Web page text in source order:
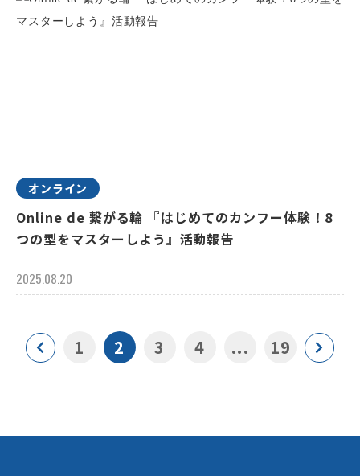
オンライン
Online de 繋がる輪 『はじめてのカンフー体験！8
つの型をマスターしよう』活動報告
2025.08.20
1 2 3 4 ... 19